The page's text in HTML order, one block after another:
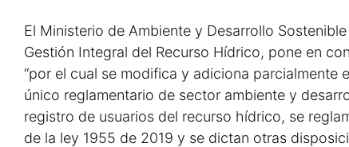
El Ministerio de Ambiente y Desarrollo
Gestión Integral del Recurso Hídrico, pone en
“por el cual se modifica y adiciona parcialmente
único reglamentario de sector ambiente y
registro de usuarios del recurso hídrico, se
de la ley 1955 de 2019 y se dictan otras